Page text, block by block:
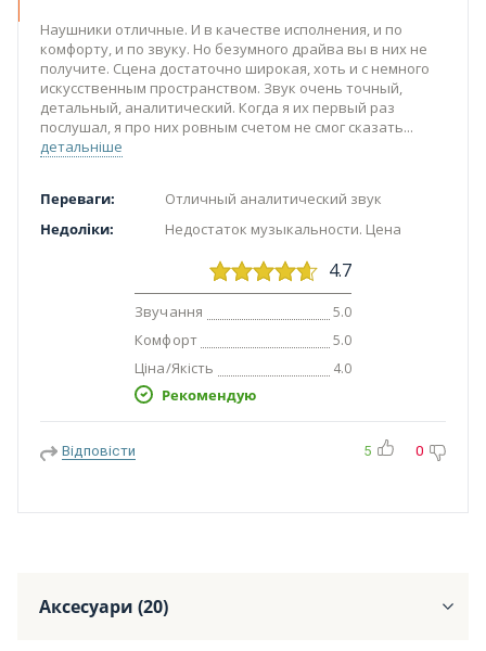
Наушники отличные. И в качестве исполнения, и по
комфорту, и по звуку. Но безумного драйва вы в них не
получите. Сцена достаточно широкая, хоть и с немного
искусственным пространством. Звук очень точный,
детальный, аналитический. Когда я их первый раз
послушал, я про них ровным счетом не смог сказать
детальніше
Переваги:
Отличный аналитический звук
Недоліки:
Недостаток музыкальности. Цена
4.7
Звучання 5.0
Комфорт 5.0
Ціна/Якість 4.0
Рекомендую
Відповісти 5 0
Аксесуари (20)